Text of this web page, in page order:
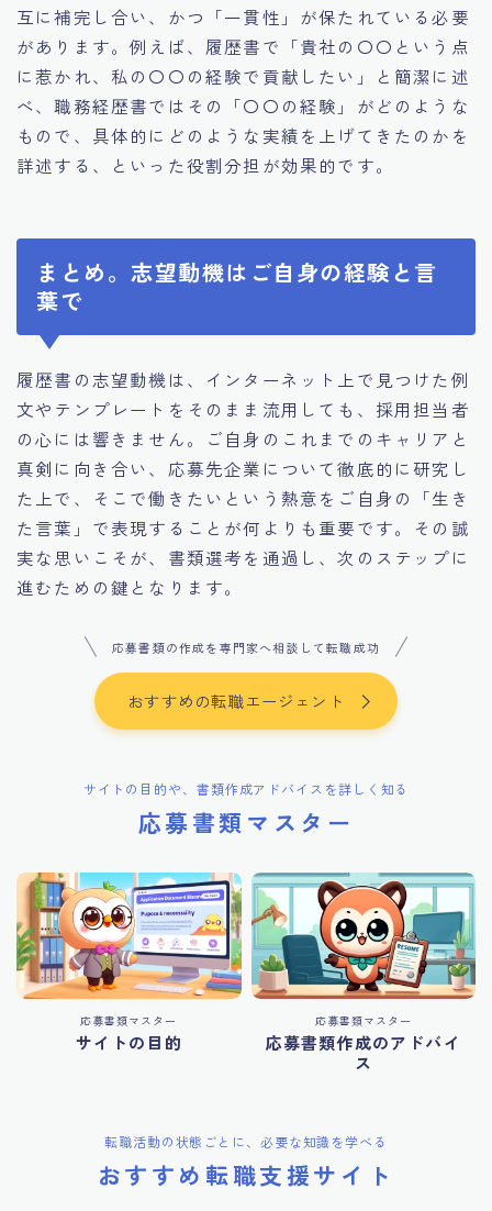
互に補完し合い、かつ「一貫性」が保たれている必要
があります。例えば、履歴書で「貴社の〇〇という点
に惹かれ、私の〇〇の経験で貢献したい」と簡潔に述
べ、職務経歴書ではその「〇〇の経験」がどのような
もので、具体的にどのような実績を上げてきたのかを
詳述する、といった役割分担が効果的です。
まとめ。志望動機はご自身の経験と言
葉で
履歴書の志望動機は、インターネット上で見つけた例
文やテンプレートをそのまま流用しても、採用担当者
の心には響きません。ご自身のこれまでのキャリアと
真剣に向き合い、応募先企業について徹底的に研究し
た上で、そこで働きたいという熱意をご自身の「生き
た言葉」で表現することが何よりも重要です。その誠
実な思いこそが、書類選考を通過し、次のステップに
進むための鍵となります。
応募書類の作成を専門家へ相談して転職成功
おすすめの転職エージェント
サイトの目的や、書類作成アドバイスを詳しく知る
応募書類マスター
応募書類マスター
サイトの目的
応募書類マスター
応募書類作成のアドバイ
ス
転職活動の状態ごとに、必要な知識を学べる
おすすめ転職支援サイト